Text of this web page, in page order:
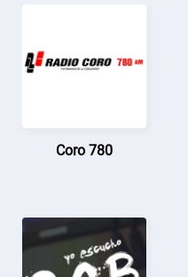
Coro 780